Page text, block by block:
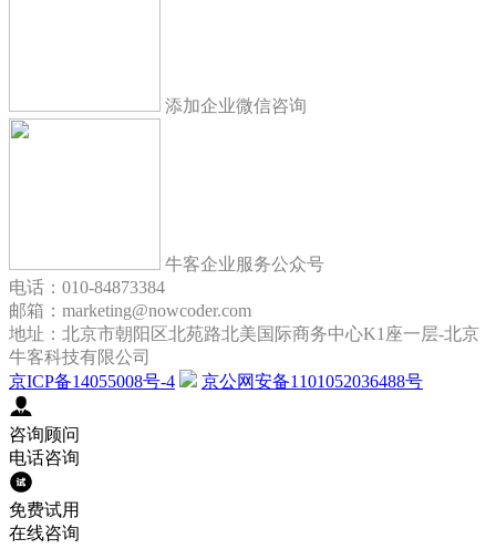
添加企业微信咨询
牛客企业服务公众号
电话：010-84873384
邮箱：marketing@nowcoder.com
地址：北京市朝阳区北苑路北美国际商务中心K1座一层-北京
牛客科技有限公司
京ICP备14055008号-4
京公网安备1101052036488号
咨询顾问
电话咨询
免费试用
在线咨询